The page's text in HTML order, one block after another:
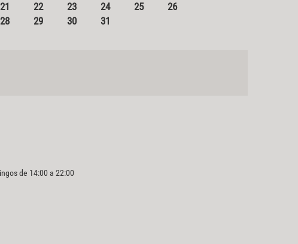
21 22 23 24 25
26
28 29 30 31
de 14:00 a 22:00